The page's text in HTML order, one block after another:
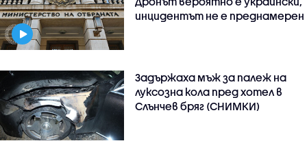
инцидентът не е преднамерен
Задържаха мъж за палеж на
луксозна кола пред хотел в
Слънчев бряг (СНИМКИ)